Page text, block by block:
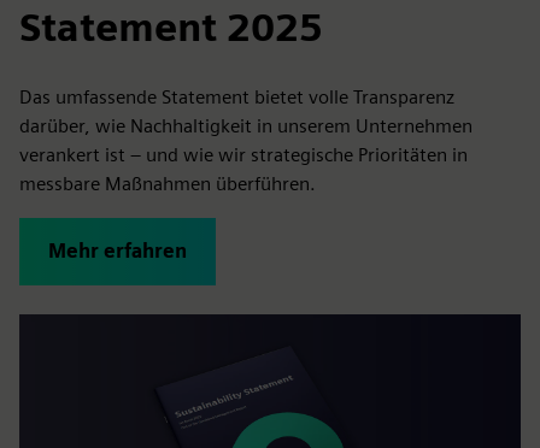
Statement 2025
Das umfassende Statement bietet volle Transparenz
darüber, wie Nachhaltigkeit in unserem Unternehmen
verankert ist – und wie wir strategische Prioritäten in
messbare Maßnahmen überführen.
Mehr erfahren